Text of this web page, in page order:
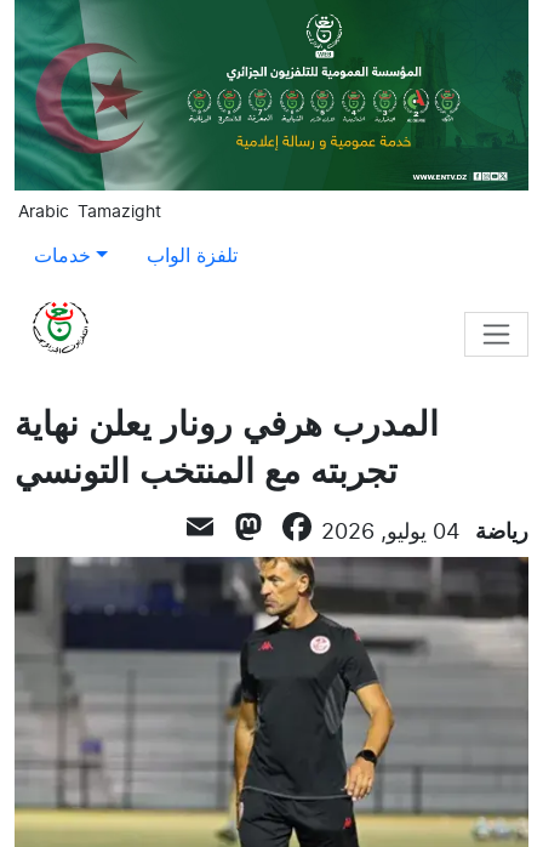
Skip to main content
Arabic Tamazight
خدمات تلفزة الواب
المدرب هرفي رونار يعلن نهاية
تجربته مع المنتخب التونسي
رياضة 04 يوليو, 2026 Facebook
Mastodon